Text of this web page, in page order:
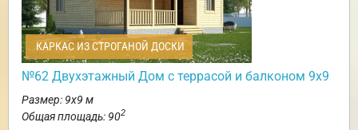
КАРКАС ИЗ СТРОГАНОЙ ДОСКИ
№62 Двухэтажный Дом с террасой и балконом 9х9
Размер: 9х9 м
Общая площадь: 902